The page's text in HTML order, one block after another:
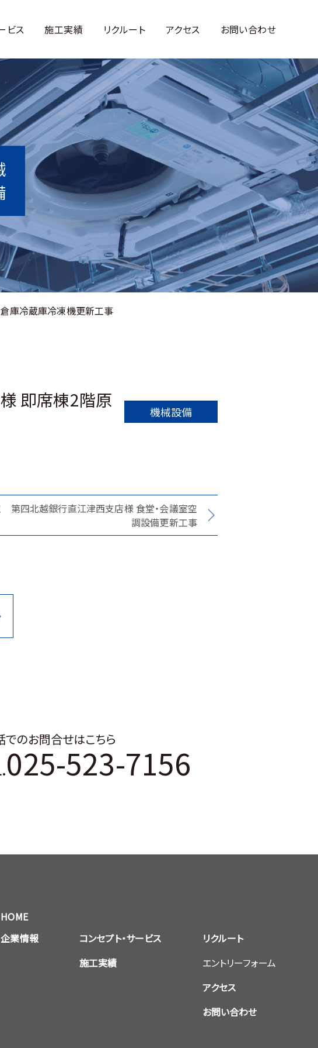
ビス 施工実績 リクルート アクセス お問い合わせ
庫冷蔵庫冷凍機更新工事
即席棟2階原
機械設備
第四北越銀行直江津西支店様 食堂・会議室空
調設備更新工事
でのお問合せはこちら
025-523-7156
HOME
企業情報
コンセプト・サービス
施工実績
リクルート
エントリーフォーム
アクセス
お問い合わせ